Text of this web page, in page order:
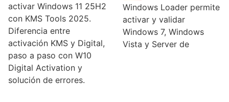
activar Windows 11 25H2
con KMS Tools 2025.
Diferencia entre
activación KMS y Digital,
paso a paso con W10
Digital Activation y
solución de errores.
Windows Loader permite
activar y validar
Windows 7, Windows
Vista y Server de